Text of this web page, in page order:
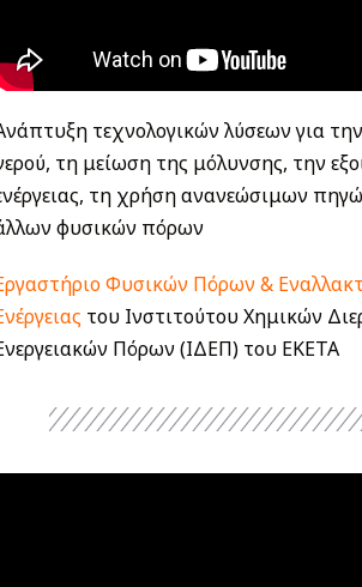
τεχνολογικών λύσεων για
τη μείωση της μόλυνσης, την
τη χρήση ανανεώσιμων
φυσικών πόρων
Φυσικών Πόρων &
του Ινστιτούτου Χημικών
Πόρων (ΙΔΕΠ) του ΕΚΕΤΑ